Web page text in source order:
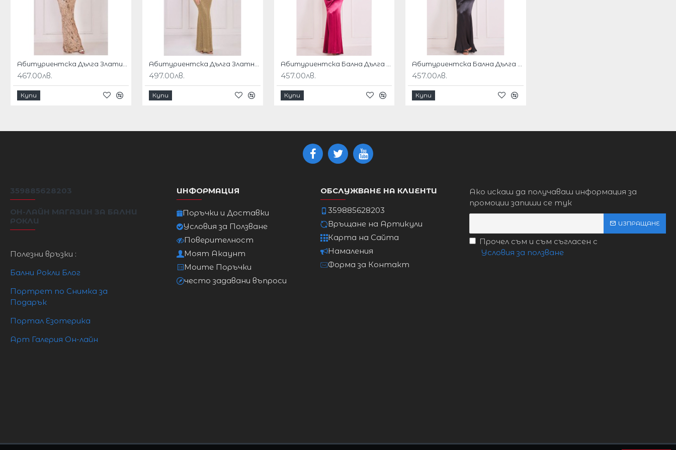
елегантност.
Направете изявление и оставете трайно впечатление с тази луксозна рокля в сатен цвят
шампанско, която без усилие съчетава изисканост и стил.​
Satin Viscose Material
Fabric Composition : Shell - 45% Viscose and 55% Rayon
Този прекрасен модел е подходящ за всеки официален повод.
размер Талия
64cm
M 68cm
73cm 101cm
2XL
467.00лв.
Купи
497.00лв.
Купи
457.00лв.
Купи
457.00лв.
Купи
359885628203
ОН-ЛАЙН МАГАЗИН ЗА БАЛНИ
РОКЛИ
Полезни връзки :
Бални Рокли Блог
Портрет по Снимка за
Подарък
Портал Езотерика
Арт Галерия Он-лайн
ИНФОРМАЦИЯ
Поръчки и Доставки
Условия за Ползване
Поверителност
Моят Акаунт
Моите Поръчки
често задавани въпроси
ОБСЛУЖВАНЕ НА КЛИЕНТИ
359885628203
Връщане на Артикули
Карта на Сайта
Намаления
Форма за Контакт
Ако искаш да получаваш информация за
промоции запиши се тук
ИЗПРАЩАНЕ
Прочел съм и съм съгласен с
Условия за ползване